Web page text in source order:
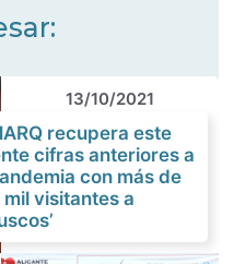
13/10/2021
recupera este
cifras anteriores a
con más de
mil visitantes a